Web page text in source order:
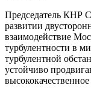
Председатель КНР
развитии
взаимодействие
турбулентности в
турбулентной
устойчиво